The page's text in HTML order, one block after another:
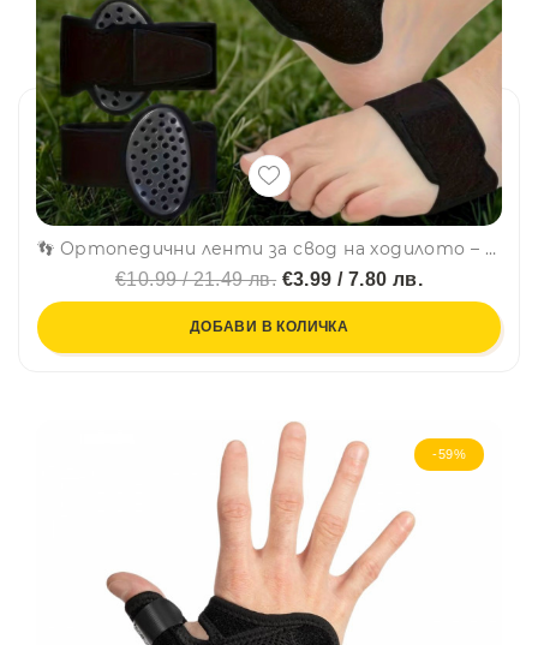
👣 Ортопедични ленти за свод на ходилото – стабилност и комфорт при всяка крачка (комплект 2 бр.) - 7145
€10.99 / 21.49 лв. €3.99 / 7.80 лв.
ДОБАВИ В КОЛИЧКА
-59%